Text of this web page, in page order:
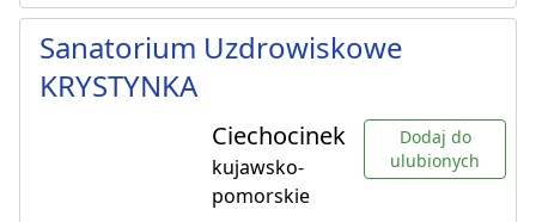
Sanatorium Uzdrowiskowe
KRYSTYNKA
Ciechocinek
kujawsko-
pomorskie
Dodaj do
ulubionych